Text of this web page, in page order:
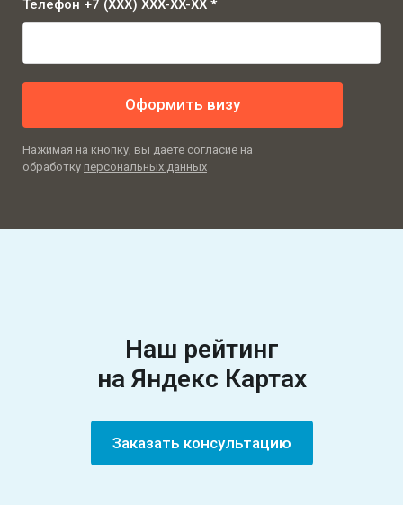
Телефон +7 (XXX) XXX-XX-XX *
Оформить визу
Нажимая на кнопку, вы даете согласие на
обработку персональных данных
Наш рейтинг
на Яндекс Картах
Заказать консультацию